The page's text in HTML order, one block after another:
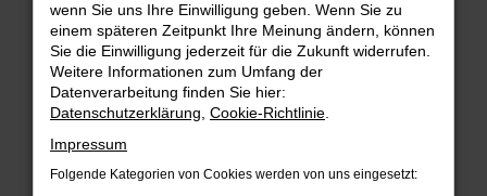
Beim Laden ist ein Fehler aufgetreten.
Hier sind ein paar Tipps, die dir helfen können:
Überprüfe deine Firewall und deine
Internetverbindung.
Laden andere Webseiten, zum Beispiel deine
Suchmaschine?
Prüfe deine Browsererweiterungen.
wenn Sie uns Ihre Einwilligung geben. Wenn Sie zu
einem späteren Zeitpunkt Ihre Meinung ändern, können
Sie die Einwilligung jederzeit für die Zukunft widerrufen.
Weitere Informationen zum Umfang der
Datenverarbeitung finden Sie hier:
Datenschutzerklärung Cookie-Richtlinie
Impressum
Folgende Kategorien von Cookies werden von uns eingesetzt: